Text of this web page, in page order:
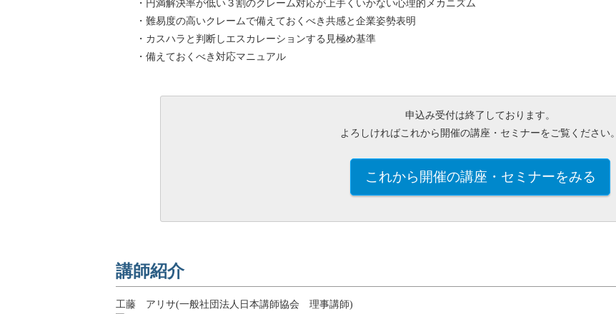
・円満解決率が低い３割のクレーム対応が上手くいかない心理的メカニズム
・難易度の高いクレームで備えておくべき共感と企業姿勢表明
・カスハラと判断しエスカレーションする見極め基準
・備えておくべき対応マニュアル
申込み受付は終了しております。
よろしければこれから開催の講座・セミナーをご覧ください。
これから開催の講座・セミナーをみる
講師紹介
工藤 アリサ(一般社団法人日本講師協会 理事講師)